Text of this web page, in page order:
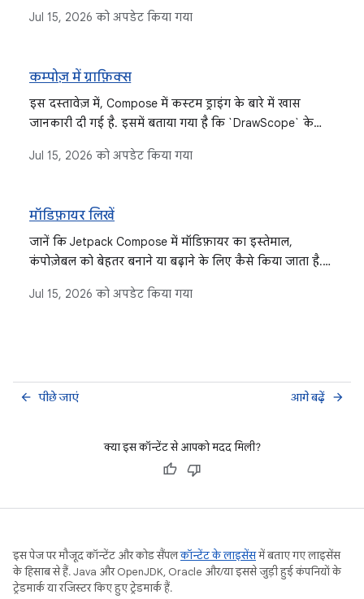
लेआउट से जुड़ी सामान्य समस्याओं को हल किया जा सकता है.
Jul 15, 2026 को अपडेट किया गया
कम्पोज़ में ग्राफ़िक्स
इस दस्तावेज़ में, Compose में कस्टम ड्राइंग के बारे में खास
जानकारी दी गई है. इसमें बताया गया है कि `DrawScope` के
इस्तेमाल कैसे करें, कोऑर्डिनेट सिस्टम को कैसे समझें,
Jul 15, 2026 को अपडेट किया गया
मॉडिफ़ायर लिखें
जानें कि Jetpack Compose में मॉडिफ़ायर का इस्तेमाल,
कंपोज़ेबल को बेहतर बनाने या बढ़ाने के लिए कैसे किया जाता है.
महत्व, पहले से मौजूद टाइप, स्कोप की सुरक्षा, और दोबारा
Jul 15, 2026 को अपडेट किया गया
पीछे जाएं
arrow_back आगे बढ़ें arrow_forward
क्या इस कॉन्टेंट से आपको मदद मिली?
इस पेज पर मौजूद कॉन्टेंट और कोड सैंपलकॉन्टेंट के लाइसेंसमें बताए गए लाइसेंस
के हिसाब से हैं. Java और OpenJDK, Oracle और/या इससे जुड़ी हुई कंपनियों के
ट्रेडमार्क या रजिस्टर किए हुए ट्रेडमार्क हैं.